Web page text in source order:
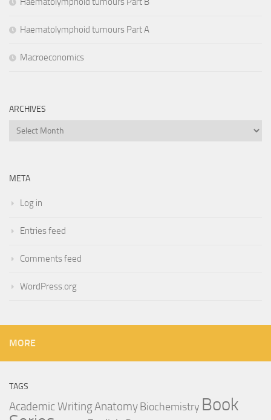
Haematolymphoid tumours Part A
Macroeconomics
ARCHIVES
Archives
META
Log in
Entries feed
Comments feed
WordPress.org
MORE
TAGS
Academic WritingAnatomy Biochemistry Book